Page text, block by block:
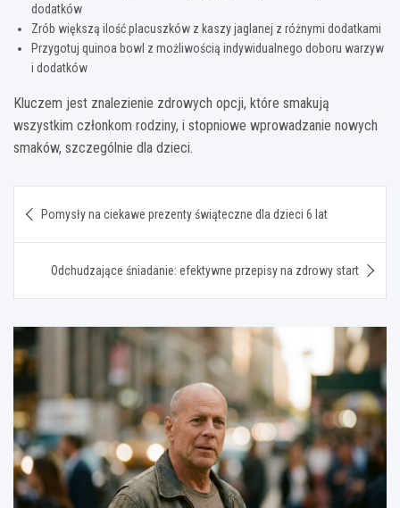
dodatków
Zrób większą ilość placuszków z kaszy jaglanej z różnymi dodatkami
Przygotuj quinoa bowl z możliwością indywidualnego doboru warzyw
i dodatków
Kluczem jest znalezienie zdrowych opcji, które smakują
wszystkim członkom rodziny, i stopniowe wprowadzanie nowych
smaków, szczególnie dla dzieci.
wpisu
Pomysły na ciekawe prezenty świąteczne dla dzieci 6 lat
Odchudzające śniadanie: efektywne przepisy na zdrowy start